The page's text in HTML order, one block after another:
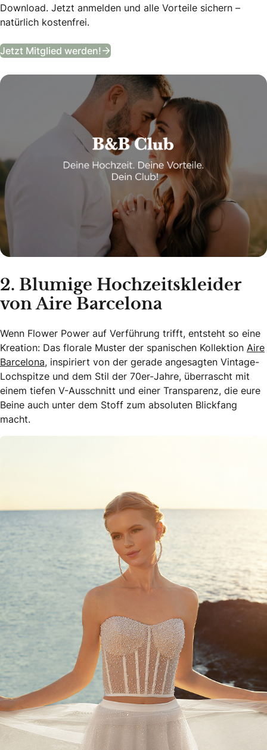
Download. Jetzt anmelden und alle Vorteile sichern –
natürlich kostenfrei.
Jetzt Mitglied werden! B&B Club
2. Blumige Hochzeitskleider
von Aire Barcelona
Wenn Flower Power auf Verführung trifft, entsteht so eine
Kreation: Das florale Muster der spanischen Kollektion Aire
Barcelona, inspiriert von der gerade angesagten Vintage-
Lochspitze und dem Stil der 70er-Jahre, überrascht mit
einem tiefen V-Ausschnitt und einer Transparenz, die eure
Beine auch unter dem Stoff zum absoluten Blickfang
macht.